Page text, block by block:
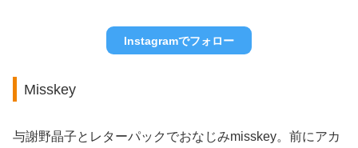
Instagramでフォロー
Misskey
与謝野晶子とレターパックでおなじみmisskey。前にアカ